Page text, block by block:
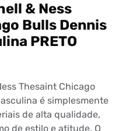
& Ness
Bulls Dennis
PRETO
Thesaint Chicago
é simplesmente
de alta qualidade,
de estilo e atitude. O